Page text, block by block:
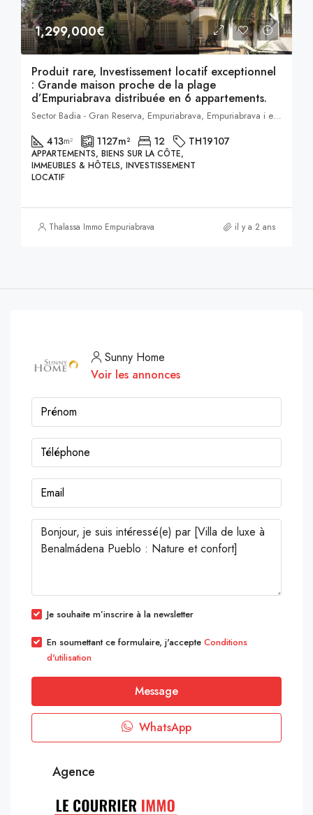
1,299,000€
Produit rare, Investissement locatif exceptionnel
: Grande maison proche de la plage
d’Empuriabrava distribuée en 6 appartements.
Sector Badia - Gran Reserva, Empuriabrava, Empuriabrava i entorn, Castellón de Ampurias, Alto Ampurdán, Gerona, Cataluña, 17486, España, Empuriabrava, Catalogne, Espagne
413m² 1127m² 12 TH19107
APPARTEMENTS, BIENS SUR LA CÔTE,
IMMEUBLES & HÔTELS, INVESTISSEMENT
LOCATIF
Thalassa Immo Empuriabrava il y a 2 ans
Sunny Home
Voir les annonces
Je souhaite m’inscrire à la newsletter
En soumettant ce formulaire, j'accepte Conditions
d'utilisation
Message
WhatsApp
Agence